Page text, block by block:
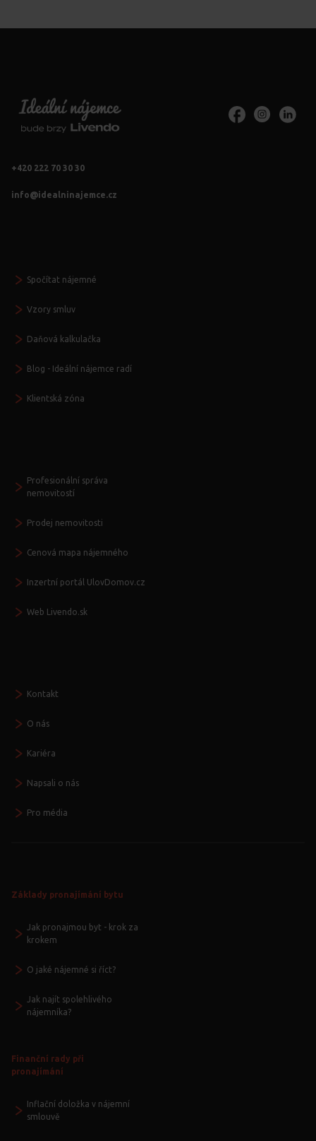
+420 222 70 30 30
info@idealninajemce.cz
Spočítat nájemné
Vzory smluv
Daňová kalkulačka
Blog - Ideální nájemce radí
Klientská zóna
Profesionální správa
nemovitostí
Prodej nemovitosti
Cenová mapa nájemného
Inzertní portál UlovDomov.cz
Web Livendo.sk
Kontakt
O nás
Kariéra
Napsali o nás
Pro média
Základy pronajímání bytu
Jak pronajmou byt - krok za
krokem
O jaké nájemné si říct?
Jak najít spolehlivého
nájemníka?
Finanční rady při
pronajímání
Inflační doložka v nájemní
smlouvě